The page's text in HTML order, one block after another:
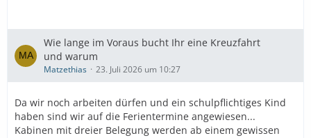
Wie lange im Voraus bucht Ihr eine Kreuzfahrt
und warum
Matzethias 23. Juli 2026 um 10:27
Da wir noch arbeiten dürfen und ein schulpflichtiges Kind
haben sind wir auf die Ferientermine angewiesen...
Kabinen mit dreier Belegung werden ab einem gewissen